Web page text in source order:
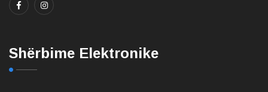
Shërbime Elektronike